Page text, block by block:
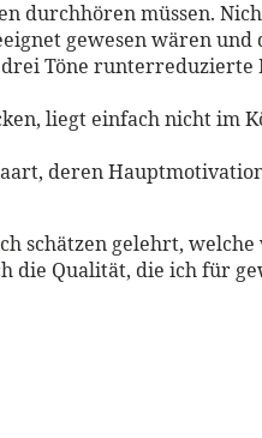
durchhören müssen.
gewesen wären
Töne
liegt einfach nicht im
deren
schätzen gelehrt,
Qualität, die ich für